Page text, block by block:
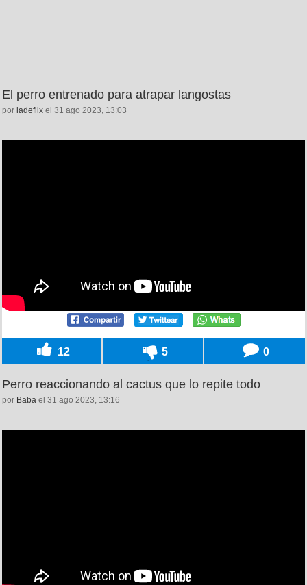
El perro entrenado para atrapar langostas
por ladeflix el 31 ago 2023, 13:03
12 5 0
Perro reaccionando al cactus que lo repite todo
por Baba el 31 ago 2023, 13:16